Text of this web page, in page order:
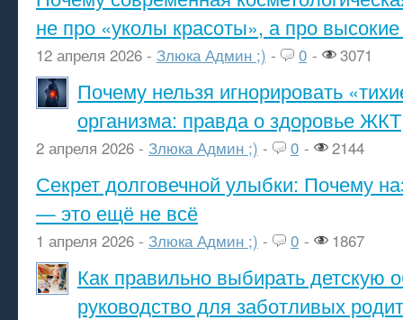
не про «уколы красоты», а про высокие
12 апреля 2026 - Злюка Админ ;) - 0 - 3071
Почему нельзя игнорировать
организма: правда о здоровье ЖКТ
2 апреля 2026 - Злюка Админ ;) - 0 - 2144
Секрет долговечной улыбки: Почему
— это ещё не всё
1 апреля 2026 - Злюка Админ ;) - 0 - 1867
Как правильно выбирать детскую
руководство для заботливых